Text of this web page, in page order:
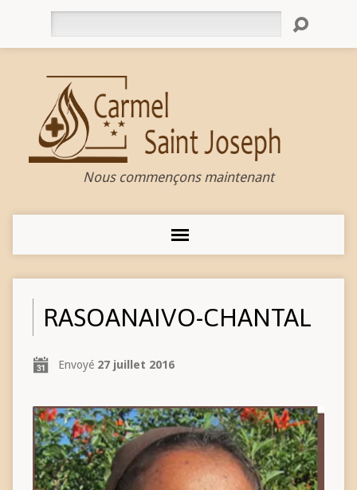
Nous commençons maintenant
RASOANAIVO-CHANTAL
Envoyé 27 juillet 2016